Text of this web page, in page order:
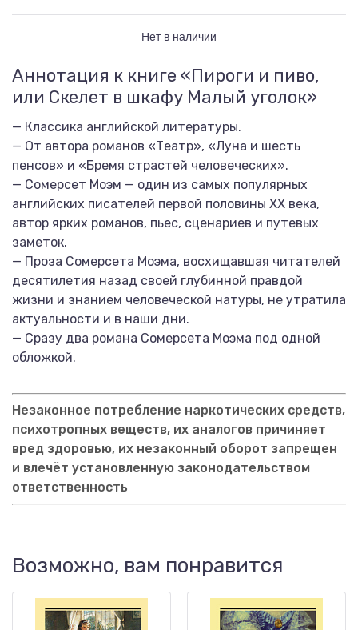
Нет в наличии
Аннотация к книге «Пироги и пиво,
или Скелет в шкафу Малый уголок»
— Классика английской литературы.
— От автора романов «Театр», «Луна и шесть
пенсов» и «Бремя страстей человеческих».
— Сомерсет Моэм — один из самых популярных
английских писателей первой половины XX века,
автор ярких романов, пьес, сценариев и путевых
заметок.
— Проза Сомерсета Моэма, восхищавшая читателей
десятилетия назад своей глубинной правдой
жизни и знанием человеческой натуры, не утратила
актуальности и в наши дни.
— Сразу два романа Сомерсета Моэма под одной
обложкой.
Незаконное потребление наркотических средств,
психотропных веществ, их аналогов причиняет
вред здоровью, их незаконный оборот запрещен
и влечёт установленную законодательством
ответственность
Возможно, вам понравится